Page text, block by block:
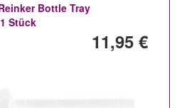
Bottle Tray
1 Stück
11,95 €